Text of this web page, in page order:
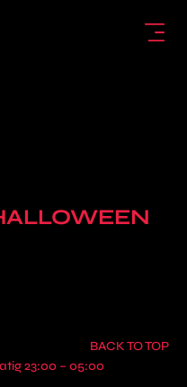
BACK TO TOP
23:00 – 05:00